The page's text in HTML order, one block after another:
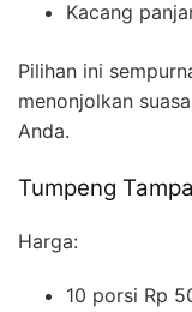
Kacang
Pilihan ini
menonjolkan
Anda.
Tumpeng
Harga:
10 porsi Rp